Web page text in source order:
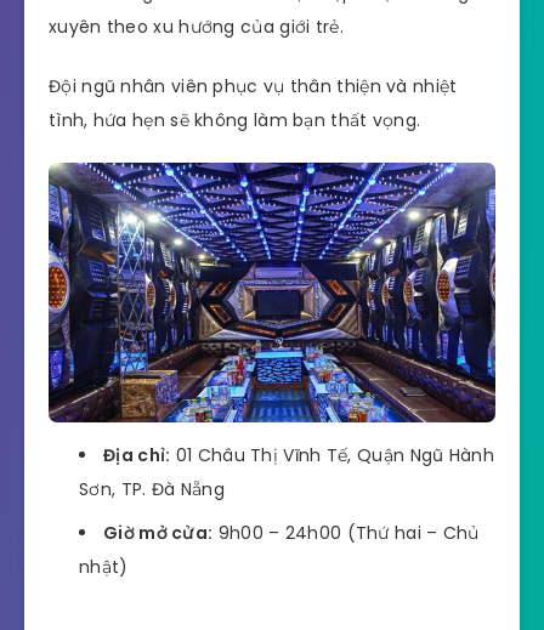
xuyên theo xu hướng của giới trẻ.
Đội ngũ nhân viên phục vụ thân thiện và nhiệt
tình, hứa hẹn sẽ không làm bạn thất vọng.
Địa chỉ: 01 Châu Thị Vĩnh Tế, Quận Ngũ Hành
Sơn, TP. Đà Nẵng
Giờ mở cửa: 9h00 – 24h00 (Thứ hai – Chủ
nhật)